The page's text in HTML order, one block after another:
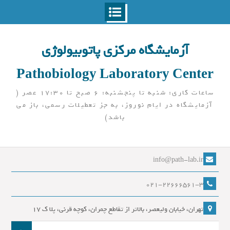
آزمایشگاه مرکزی پاتوبیولوژی
Pathobiology Laboratory Center
ساعات کاری: شنبه تا پنجشنبه: 6 صبح تا 17:30 عصر (
آزمایشگاه در ایام نوروز، به جز تعطیلات رسمی، باز می
باشد)
info@path-lab.ir
021-22666561-3
تهران، خیابان ولیعصر، بالاتر از تقاطع چمران، کوچه قرنی، پلا ک 17
جست